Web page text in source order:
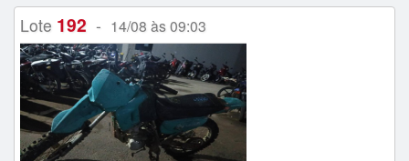
Lote 192 - 14/08 às 09:03